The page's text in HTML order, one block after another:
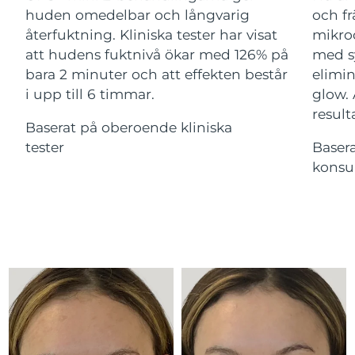
huden omedelbar och långvarig
återfuktning. Kliniska tester har visat
att hudens fuktnivå ökar med 126% på
bara 2 minuter och att effekten består
i upp till 6 timmar.
Baserat på oberoende kliniska
tester
och
med
glow.
For healthy hair
18% PAP
Kosmetika Man
Handla allt
Israel Förväntad leverans 8/13/26
Italien Förväntad leverans 8/9/26
Japan 8/12/26
Jersey Förväntad leverans
8/11/26
Libanon Förväntad leverans 8/10/26
Litauen Förväntad leverans 8/9/26